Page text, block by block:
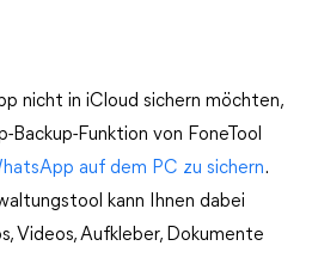
nicht in iCloud sichern möchten,
Backup-Funktion von FoneTool
auf dem PC zu sichern.
kann Ihnen dabei
Videos, Aufkleber, Dokumente